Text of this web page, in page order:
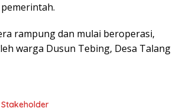
rampung dan mulai beroperasi,
warga Dusun Tebing, Desa Talang